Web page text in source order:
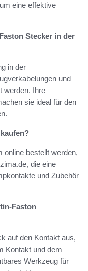
eine effektive
Stecker in der
in der
und
werden. Ihre
sie ideal für den
online bestellt werden,
die eine
und Zubehör
Faston
auf den Kontakt aus,
Kontakt und dem
Werkzeug für